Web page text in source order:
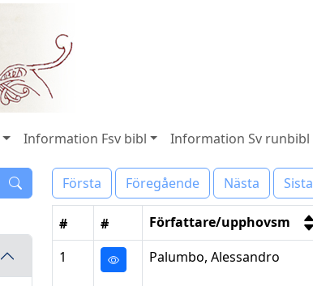
Information Fsv bibl Information Sv runbibl
Första Föregående Nästa Sista
# # Författare/upphovsm
1
Palumbo, Alessandro